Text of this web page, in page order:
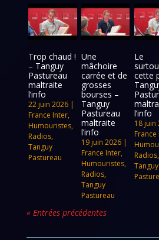
Trop chaud !
– Tanguy
Pastureau
maltraite
l’info
22 juin 2026 |
France Inter,
Humouristes,
Radios,
Tanguy
Pastureau
Une
mâchoire
carrée et de
grosses
bourses –
Tanguy
Pastureau
maltraite
l’info
19 juin 2026|
France Inter,
Humouristes,
Radios,
Tanguy
Pastureau
Le
cette
l’info
18 juin
France
Radios,
Tanguy
« Entrées précédentes